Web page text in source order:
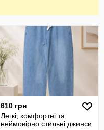
610 грн
Легкі, комфортні та
неймовірно стильні джинси